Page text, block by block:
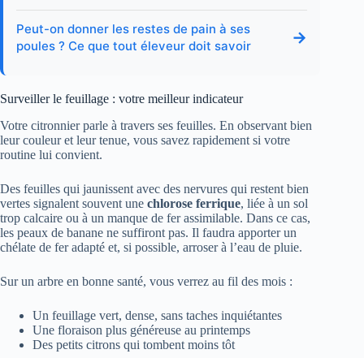
Peut-on donner les restes de pain à ses
poules ? Ce que tout éleveur doit savoir
→
Surveiller le feuillage : votre meilleur indicateur
Votre citronnier parle à travers ses feuilles. En observant bien
leur couleur et leur tenue, vous savez rapidement si votre
routine lui convient.
Des feuilles qui jaunissent avec des nervures qui restent bien
vertes signalent souvent une chlorose ferrique, liée à un sol
trop calcaire ou à un manque de fer assimilable. Dans ce cas,
les peaux de banane ne suffiront pas. Il faudra apporter un
chélate de fer adapté et, si possible, arroser à l’eau de pluie.
Sur un arbre en bonne santé, vous verrez au fil des mois :
Un feuillage vert, dense, sans taches inquiétantes
Une floraison plus généreuse au printemps
Des petits citrons qui tombent moins tôt